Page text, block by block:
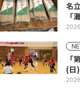
名
「
「
(日